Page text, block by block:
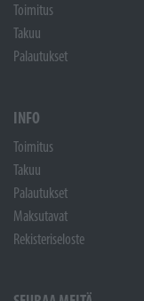
Toimitus
Takuu
Palautukset
INFO
Toimitus
Takuu
Palautukset
Maksutavat
Rekisteriseloste